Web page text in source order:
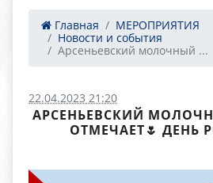
Главная
МЕРОПРИЯТИЯ
Новости и события
Арсеньевский молочный ...
22.04.2023 21:20
АРСЕНЬЕВСКИЙ
ОТМЕЧАЕТ🌷 ДЕНЬ